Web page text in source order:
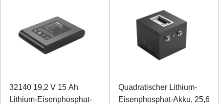
32140 19,2 V 15 Ah
Lithium-Eisenphosphat-
Quadratischer Lithium-
Eisenphosphat-Akku, 25,6